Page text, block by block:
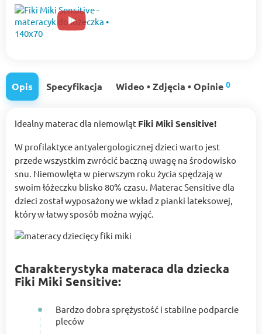
Opis Specyfikacja Wideo • Zdjęcia • Opinie 0
Idealny materac dla niemowląt Fiki Miki Sensitive!
W profilaktyce antyalergologicznej dzieci warto jest
przede wszystkim zwrócić baczną uwagę na środowisko
snu. Niemowlęta w pierwszym roku życia spędzają w
swoim łóżeczku blisko 80% czasu. Materac Sensitive dla
dzieci został wyposażony we wkład z pianki lateksowej,
który w łatwy sposób można wyjąć.
Charakterystyka materaca dla dziecka
Fiki Miki Sensitive:
Bardzo dobra sprężystość i stabilne podparcie
pleców